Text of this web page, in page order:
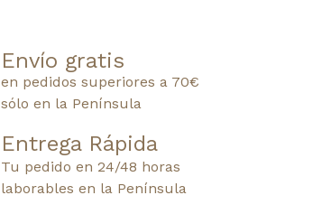
Envío gratis
en pedidos superiores a 70€
sólo en la Península
Entrega Rápida
Tu pedido en 24/48 horas
laborables en la Península